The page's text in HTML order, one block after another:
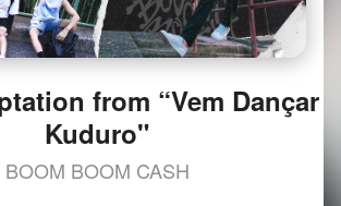
from “Vem Dançar
Kuduro"
BOOM BOOM CASH